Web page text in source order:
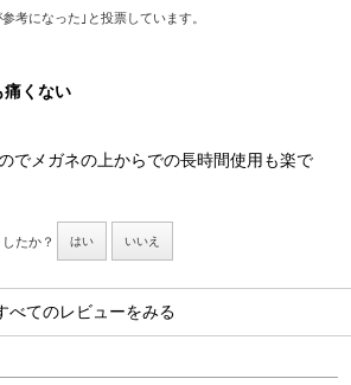
考になった｣と投票しています。
痛くない
でメガネの上からでの長時間使用も楽で
たか？ はい いいえ
べてのレビューをみる